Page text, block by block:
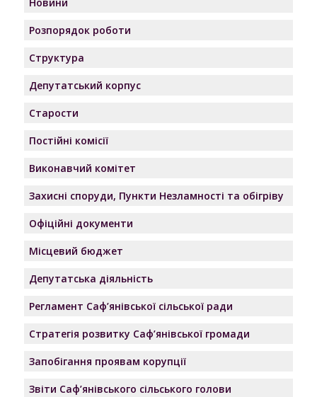
Розпорядок роботи
Структура
Депутатський корпус
Старости
Постійні комісії
Виконавчий комітет
Захисні споруди, Пункти Незламності та обігріву
Офіційні документи
Місцевий бюджет
Депутатська діяльність
Регламент Саф’янівської сільської ради
Стратегія розвитку Саф’янівської громади
Запобігання проявам корупції
Звіти Саф’янівського сільського голови